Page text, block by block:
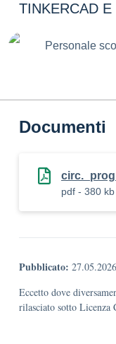
TINKERCAD E
Personale
Documenti
pdf - 380 kb
Pubblicato: 27.05.2026
Eccetto dove
rilasciato sotto Licenza